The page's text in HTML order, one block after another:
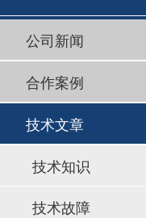
公司新闻
合作案例
技术文章
技术知识
技术故障